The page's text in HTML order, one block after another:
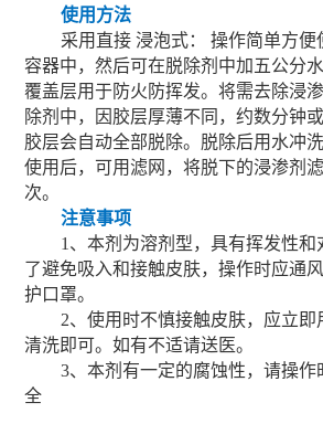
使用方法
采用直接 浸泡式： 操作简单方便
容器中，然后可在脱除剂中加五公分
覆盖层用于防火防挥发。将需去除浸
除剂中，因胶层厚薄不同，约数分钟
胶层会自动全部脱除。脱除后用水冲
使用后，可用滤网，将脱下的浸渗剂
次。
注意事项
1、本剂为溶剂型，具有挥发性和
了避免吸入和接触皮肤，操作时应通
护口罩。
2、使用时不慎接触皮肤，应立即
清洗即可。如有不适请送医。
3、本剂有一定的腐蚀性，请操作
全